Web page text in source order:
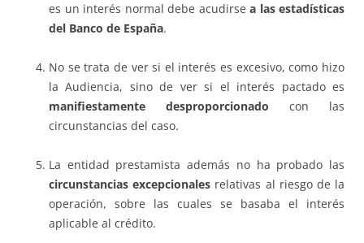
es un interés normal debe acudirse a las estadísticas
del Banco de España.
No se trata de ver si el interés es excesivo, como hizo
la Audiencia, sino de ver si el interés pactado es
manifiestamente desproporcionado con las
circunstancias del caso.
La entidad prestamista además no ha probado las
circunstancias excepcionales relativas al riesgo de la
operación, sobre las cuales se basaba el interés
aplicable al crédito.